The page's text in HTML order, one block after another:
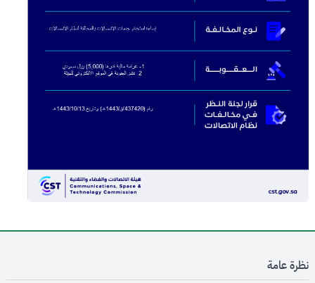
نظرة عامة